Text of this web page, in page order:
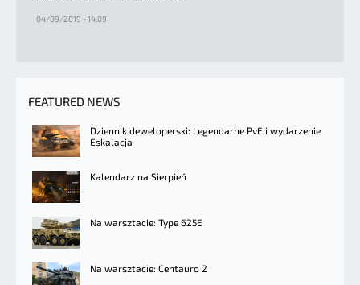
04/09/2019 - 14:09
FEATURED NEWS
Dziennik deweloperski: Legendarne PvE i wydarzenie
Eskalacja
Kalendarz na Sierpień
Na warsztacie: Type 625E
Na warsztacie: Centauro 2